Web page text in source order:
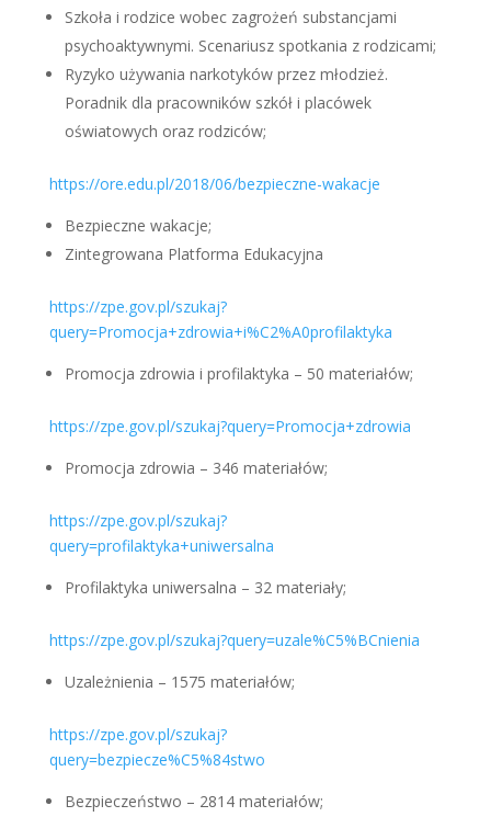
Szkoła i rodzice wobec zagrożeń substancjami
psychoaktywnymi. Scenariusz spotkania z rodzicami;
Ryzyko używania narkotyków przez młodzież.
Poradnik dla pracowników szkół i placówek
oświatowych oraz rodziców;
https://ore.edu.pl/2018/06/bezpieczne-wakacje
Bezpieczne wakacje;
Zintegrowana Platforma Edukacyjna
https://zpe.gov.pl/szukaj?
query=Promocja+zdrowia+i%C2%A0profilaktyka
Promocja zdrowia i profilaktyka – 50 materiałów;
https://zpe.gov.pl/szukaj?query=Promocja+zdrowia
Promocja zdrowia – 346 materiałów;
https://zpe.gov.pl/szukaj?
query=profilaktyka+uniwersalna
Profilaktyka uniwersalna – 32 materiały;
https://zpe.gov.pl/szukaj?query=uzale%C5%BCnienia
Uzależnienia – 1575 materiałów;
https://zpe.gov.pl/szukaj?
query=bezpiecze%C5%84stwo
Bezpieczeństwo – 2814 materiałów;